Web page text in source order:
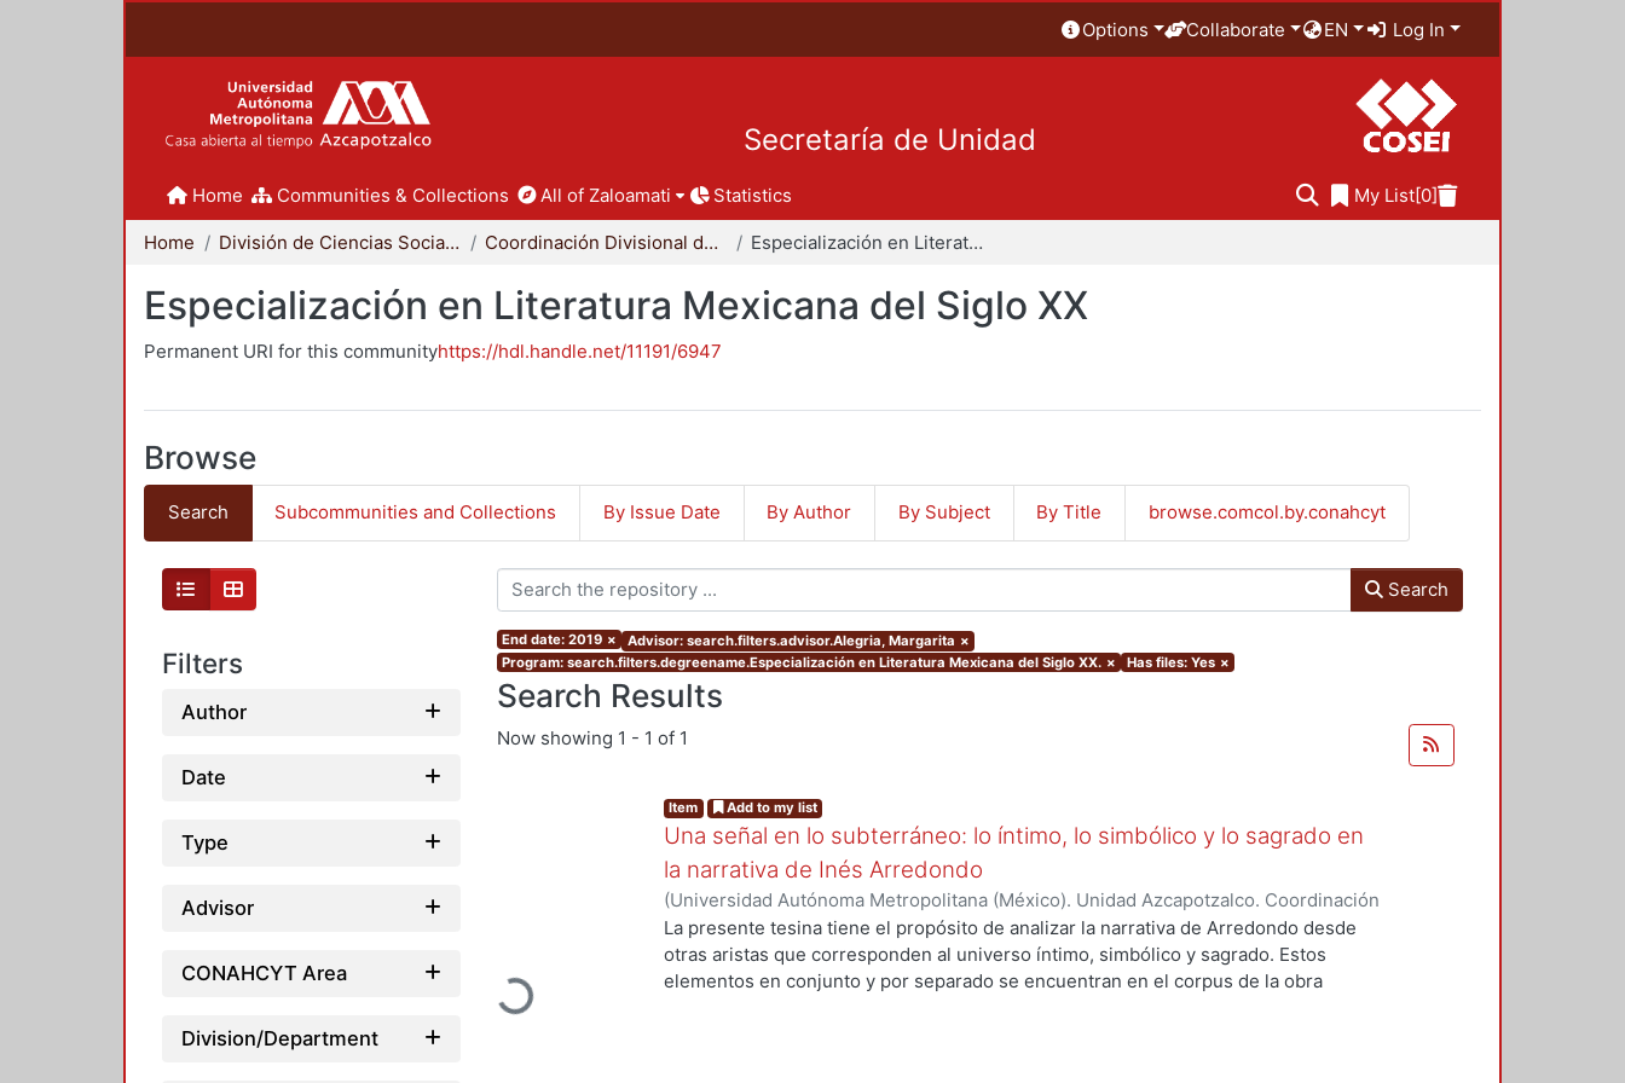
Options Collaborate EN Log In
Secretaría de Unidad
Home Communities & Collections All of Zaloamati Statistics My List[0]
Home División de Ciencias Sociales y Humanidades Coordinación Divisional de Posgrado Especialización en Literatura Mexicana del Siglo XX
Especialización en Literatura Mexicana del Siglo XX
Permanent URI for this communityhttps://hdl.handle.net/11191/6947
Browse
Search Subcommunities and Collections By Issue Date By Author By Subject By Title browse.comcol.by.conahcyt
Filters
Author
Date
Type
Advisor
CONAHCYT Area
Division/Department
Search
End date: 2019 × Advisor: search.filters.advisor.Alegria, Margarita ×
Program: search.filters.degreename.Especialización en Literatura Mexicana del Siglo XX. × Has files: Yes ×
Search Results
Now showing 1 - 1 of 1
Loading...
Item Add to my list
Una señal en lo subterráneo: lo íntimo, lo simbólico y lo sagrado en
la narrativa de Inés Arredondo
(Universidad Autónoma Metropolitana (México). Unidad Azcapotzalco. Coordinación
de Servicios de Información.,2019-11)Chávez, Raquel
La presente tesina tiene el propósito de analizar la narrativa de Arredondo desde
otras aristas que corresponden al universo íntimo, simbólico y sagrado. Estos
elementos en conjunto y por separado se encuentran en el corpus de la obra